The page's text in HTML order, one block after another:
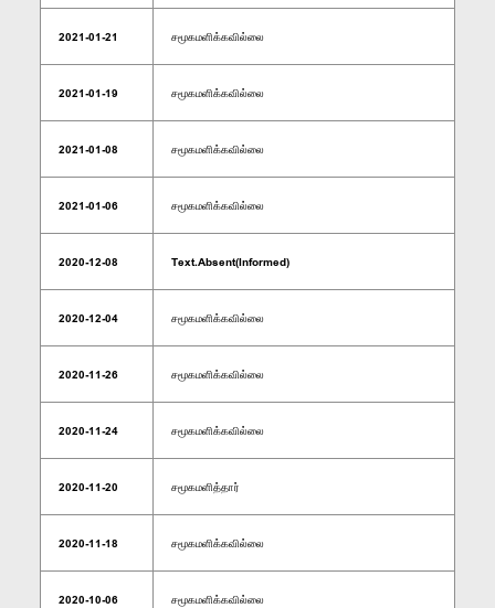
2021-01-21 சமூகமளிக்கவில்லை
2021-01-19 சமூகமளிக்கவில்லை
2021-01-08 சமூகமளிக்கவில்லை
2021-01-06 சமூகமளிக்கவில்லை
2020-12-08 Text.Absent(Informed)
2020-12-04 சமூகமளிக்கவில்லை
2020-11-26 சமூகமளிக்கவில்லை
2020-11-24 சமூகமளிக்கவில்லை
2020-11-20 சமூகமளித்தார்
2020-11-18 சமூகமளிக்கவில்லை
2020-10-06 சமூகமளிக்கவில்லை